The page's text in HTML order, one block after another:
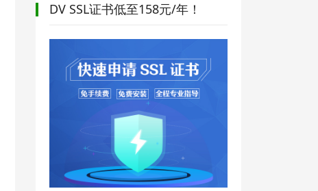
DV SSL证书低至158元/年！